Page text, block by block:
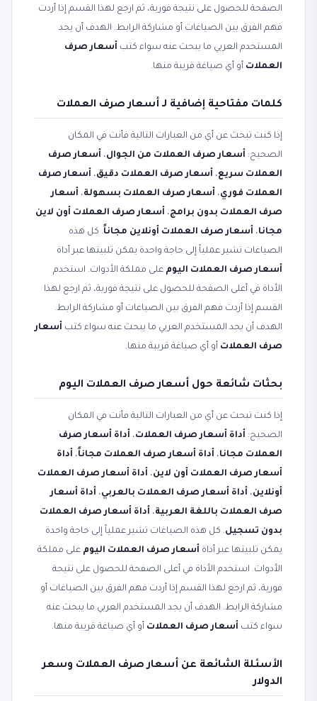
الصفحة للحصول على نتيجة فورية، ثم ارجع لهذا القسم إذا أردت
فهم الفرق بين الصياغات أو مشاركة الرابط. الهدف أن يجد
المستخدم العربي ما يبحث عنه سواء كتب أسعار صرف
العملات أو أي صياغة قريبة منها.
كلمات مفتاحية إضافية لـ أسعار صرف العملات
إذا كنت تبحث عن أي من العبارات التالية فأنت في المكان
الصحيح: أسعار صرف العملات من الجوال، أسعار صرف
العملات سريع، أسعار صرف العملات دقيق، أسعار صرف
العملات فوري، أسعار صرف العملات بسهولة، أسعار
صرف العملات بدون برامج، أسعار صرف العملات أون لاين
مجانا، أسعار صرف العملات أونلاين مجاناً. كل هذه
الصياغات تشير عملياً إلى حاجة واحدة يمكن تلبيتها عبر أداة
أسعار صرف العملات اليوم على مملكة الأدوات. استخدم
الأداة في أعلى الصفحة للحصول على نتيجة فورية، ثم ارجع لهذا
القسم إذا أردت فهم الفرق بين الصياغات أو مشاركة الرابط.
الهدف أن يجد المستخدم العربي ما يبحث عنه سواء كتب أسعار
صرف العملات أو أي صياغة قريبة منها.
بحثات شائعة حول أسعار صرف العملات اليوم
إذا كنت تبحث عن أي من العبارات التالية فأنت في المكان
الصحيح: أداة أسعار صرف العملات، أداة أسعار صرف
العملات مجانا، أداة أسعار صرف العملات مجاناً، أداة
أسعار صرف العملات أون لاين، أداة أسعار صرف العملات
أونلاين، أداة أسعار صرف العملات بالعربي، أداة أسعار
صرف العملات باللغة العربية، أداة أسعار صرف العملات
بدون تسجيل. كل هذه الصياغات تشير عملياً إلى حاجة واحدة
يمكن تلبيتها عبر أداة أسعار صرف العملات اليوم على مملكة
الأدوات. استخدم الأداة في أعلى الصفحة للحصول على نتيجة
فورية، ثم ارجع لهذا القسم إذا أردت فهم الفرق بين الصياغات أو
مشاركة الرابط. الهدف أن يجد المستخدم العربي ما يبحث عنه
سواء كتب أسعار صرف العملات أو أي صياغة قريبة منها.
الأسئلة الشائعة عن أسعار صرف العملات وسعر
الدولار